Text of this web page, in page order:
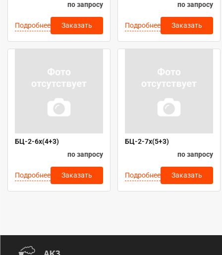
по запросу
Подробнее Заказать
по запросу
Подробнее Заказать
БЦ-2-6х(4+3)
по запросу
Подробнее Заказать
БЦ-2-7х(5+3)
по запросу
Подробнее Заказать